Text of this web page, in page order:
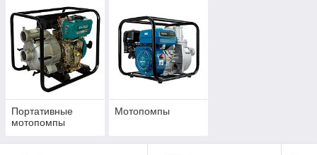
Портативные
мотопомпы
Мотопомпы